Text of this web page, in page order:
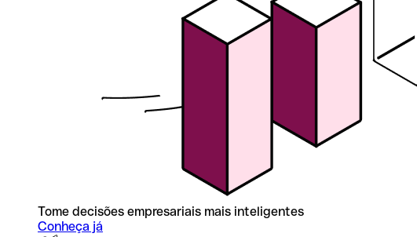
Tome decisões empresariais mais inteligentes
Conheça já